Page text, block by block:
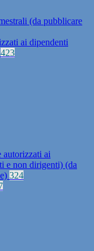
(da pubblicare
ai dipendenti
423
ai
e non dirigenti) (da
324